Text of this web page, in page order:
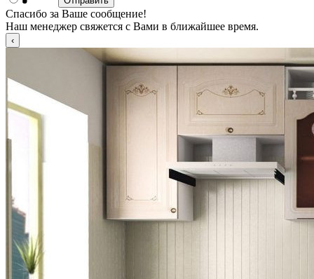
Спасибо за Ваше сообщение!
Наш менеджер свяжется с Вами в ближайшее время.